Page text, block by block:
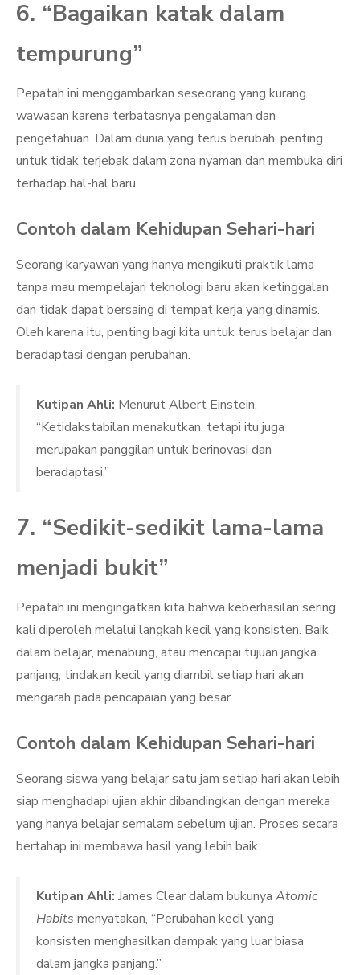
6. “Bagaikan katak dalam
tempurung”
Pepatah ini menggambarkan seseorang yang kurang
wawasan karena terbatasnya pengalaman dan
pengetahuan. Dalam dunia yang terus berubah, penting
untuk tidak terjebak dalam zona nyaman dan membuka diri
terhadap hal-hal baru.
Contoh dalam Kehidupan Sehari-hari
Seorang karyawan yang hanya mengikuti praktik lama
tanpa mau mempelajari teknologi baru akan ketinggalan
dan tidak dapat bersaing di tempat kerja yang dinamis.
Oleh karena itu, penting bagi kita untuk terus belajar dan
beradaptasi dengan perubahan.
Kutipan Ahli: Menurut Albert Einstein,
“Ketidakstabilan menakutkan, tetapi itu juga
merupakan panggilan untuk berinovasi dan
beradaptasi.”
7. “Sedikit-sedikit lama-lama
menjadi bukit”
Pepatah ini mengingatkan kita bahwa keberhasilan sering
kali diperoleh melalui langkah kecil yang konsisten. Baik
dalam belajar, menabung, atau mencapai tujuan jangka
panjang, tindakan kecil yang diambil setiap hari akan
mengarah pada pencapaian yang besar.
Contoh dalam Kehidupan Sehari-hari
Seorang siswa yang belajar satu jam setiap hari akan lebih
siap menghadapi ujian akhir dibandingkan dengan mereka
yang hanya belajar semalam sebelum ujian. Proses secara
bertahap ini membawa hasil yang lebih baik.
Kutipan Ahli: James Clear dalam bukunya Atomic
Habits menyatakan, “Perubahan kecil yang
konsisten menghasilkan dampak yang luar biasa
dalam jangka panjang.”